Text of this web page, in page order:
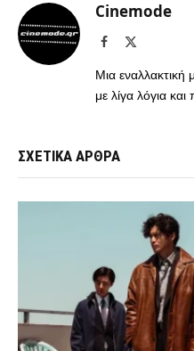
Cinemode
Facebook
Μια εναλλακτική
με λίγα λόγια
ΣΧΕΤΙΚΑ ΑΡΘΡΑ